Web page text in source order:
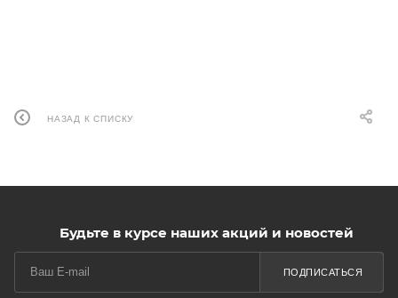
НАЗАД К СПИСКУ
Будьте в курсе наших акций и новостей
ПОДПИСАТЬСЯ